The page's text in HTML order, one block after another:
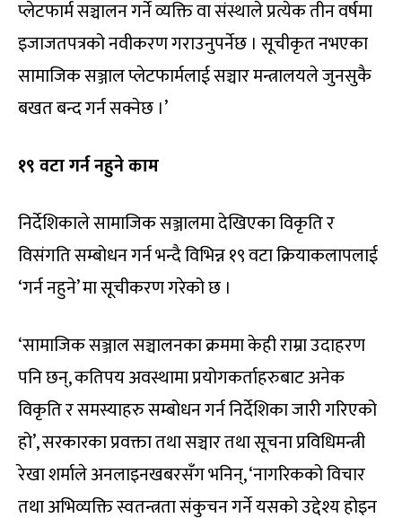
प्लेटफार्म सञ्चालन गर्ने व्यक्ति वा संस्थाले प्रत्येक तीन वर्षमा
इजाजतपत्रको नवीकरण गराउनुपर्नेछ । सूचीकृत नभएका
सामाजिक सञ्जाल प्लेटफार्मलाई सञ्चार मन्त्रालयले जुनसुकै
बखत बन्द गर्न सक्नेछ ।’
१९ वटा गर्न नहुने काम
निर्देशिकाले सामाजिक सञ्जालमा देखिएका विकृति र
विसंगति सम्बोधन गर्न भन्दै विभिन्न १९ वटा क्रियाकलापलाई
‘गर्न नहुने’ मा सूचीकरण गरेको छ ।
‘सामाजिक सञ्जाल सञ्चालनका क्रममा केही राम्रा उदाहरण
पनि छन्, कतिपय अवस्थामा प्रयोगकर्ताहरुबाट अनेक
विकृति र समस्याहरु सम्बोधन गर्न निर्देशिका जारी गरिएको
हो’, सरकारका प्रवक्ता तथा सञ्चार तथा सूचना प्रविधिमन्त्री
रेखा शर्माले अनलाइनखबरसँग भनिन्, ‘नागरिकको विचार
तथा अभिव्यक्ति स्वतन्त्रता संकुचन गर्ने यसको उद्देश्य होइन